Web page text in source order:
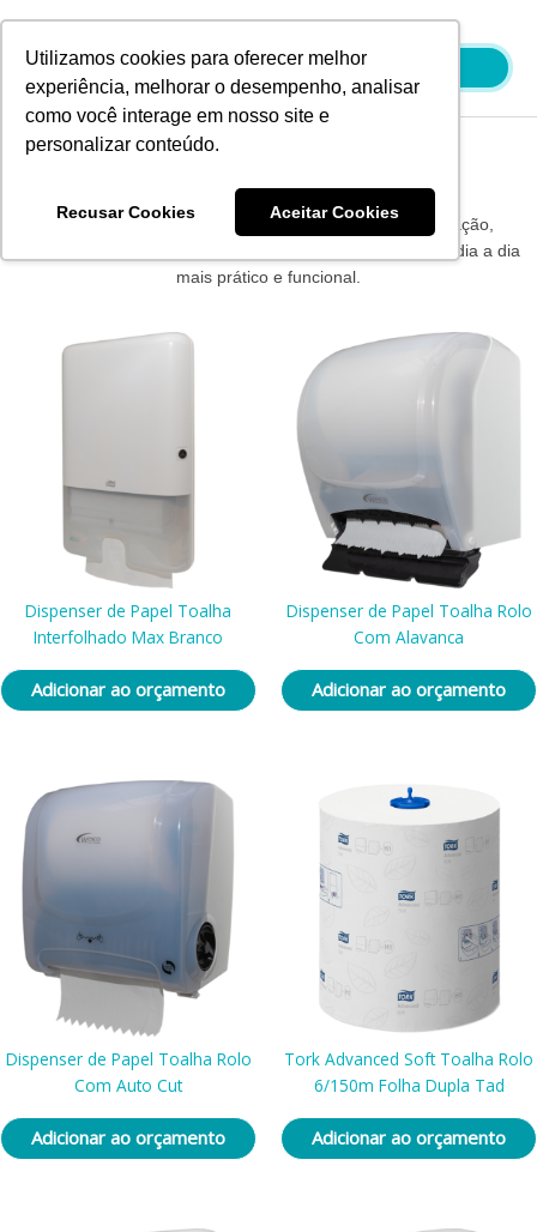
Utilizamos cookies para oferecer melhor
experiência, melhorar o desempenho, analisar
como você interage em nosso site e
personalizar conteúdo.
Recusar Cookies Aceitar Cookies
conteúdo
Os produtos Wesco são sinônimo de qualidade e inovação,
oferecendo soluções eficientes e confiáveis para tornar o dia a dia
mais prático e funcional.
Produtos Wesco
Dispenser de Papel Toalha
Interfolhado Max Branco
Adicionar ao orçamento
Dispenser de Papel Toalha Rolo
Com Alavanca
Adicionar ao orçamento
Dispenser de Papel Toalha Rolo
Com Auto Cut
Adicionar ao orçamento
Tork Advanced Soft Toalha Rolo
6/150m Folha Dupla Tad
Adicionar ao orçamento